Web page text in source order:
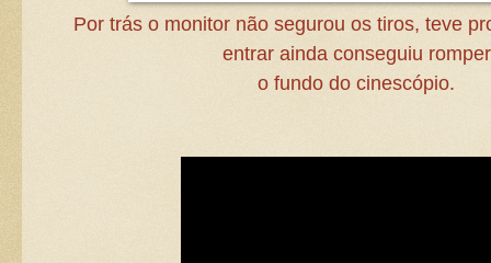
Por trás o monitor não segurou os tiros, teve
entrar ainda conseguiu romper
o fundo do cinescópio.